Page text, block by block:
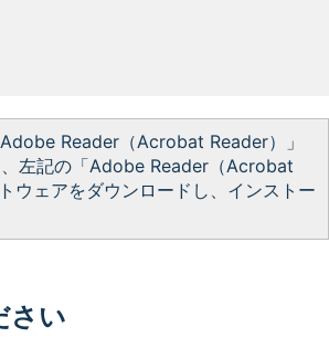
Reader（Acrobat Reader）」
左記の「Adobe Reader（Acrobat
ウェアをダウンロードし、インストー
さい